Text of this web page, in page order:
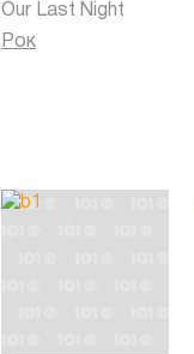
Our Last Night
Рок